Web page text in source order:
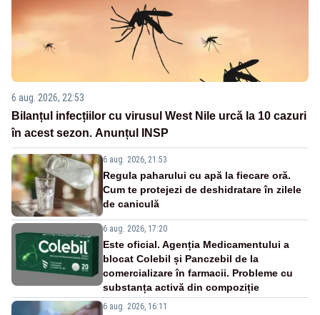
6 aug. 2026, 22:53
Bilanțul infecțiilor cu virusul West Nile urcă la 10 cazuri
în acest sezon. Anunțul INSP
6 aug. 2026, 21:53
Regula paharului cu apă la fiecare oră.
Cum te protejezi de deshidratare în zilele
de caniculă
6 aug. 2026, 17:20
Este oficial. Agenția Medicamentului a
blocat Colebil și Panczebil de la
comercializare în farmacii. Probleme cu
substanța activă din compoziție
6 aug. 2026, 16:11